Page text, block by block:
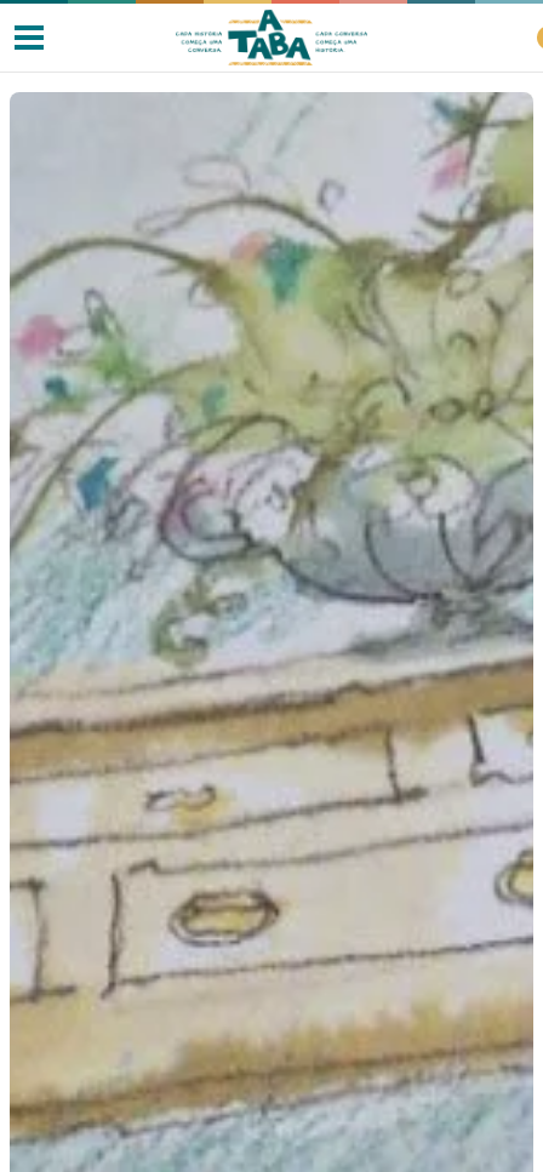
Resenhas
Clube de Leitores
Listas
Como ler?
Na escola
Na família
Colunas
Conteúdos
Colecionáveis
E-Books
Podcast